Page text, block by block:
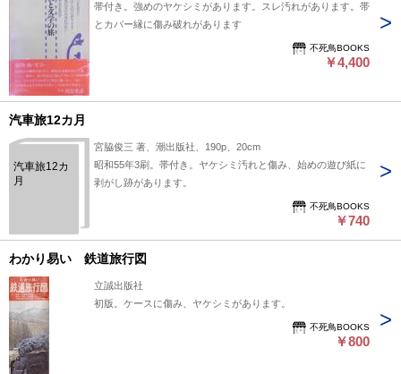
帯付き。強めのヤケシミがあります。スレ汚れがあります。帯
とカバー縁に傷み破れがあります
不死鳥BOOKS
￥4,400
汽車旅12カ月
汽車旅12カ
月
宮脇俊三 著、潮出版社、190p、20cm
昭和55年3刷。帯付き。ヤケシミ汚れと傷み、始めの遊び紙に
剥がし跡があります。
不死鳥BOOKS
￥740
わかり易い 鉄道旅行図
立誠出版社
初版。ケースに傷み、ヤケシミがあります。
不死鳥BOOKS
￥800